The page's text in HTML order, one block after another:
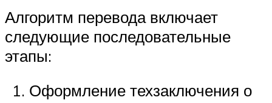
Алгоритм перевода включает
следующие последовательные
этапы:
Оформление техзаключения о